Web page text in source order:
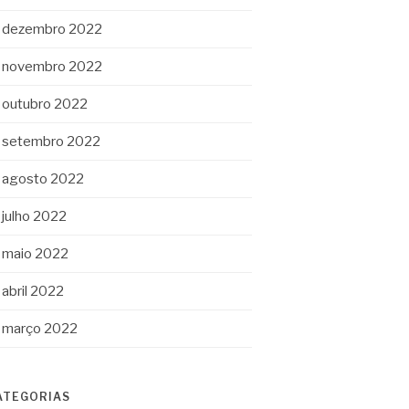
dezembro 2022
novembro 2022
outubro 2022
setembro 2022
agosto 2022
julho 2022
maio 2022
abril 2022
março 2022